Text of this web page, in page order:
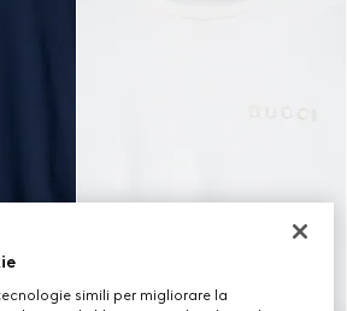
simili per migliorare la